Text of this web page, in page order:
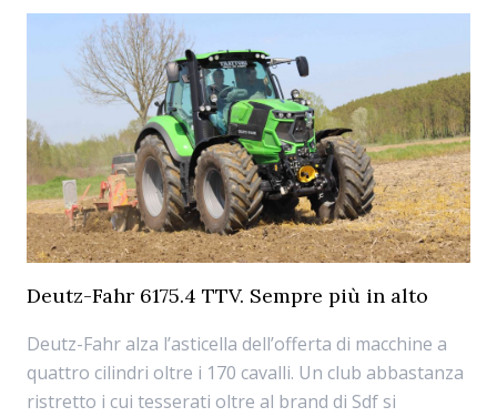
Deutz-Fahr 6175.4 TTV. Sempre più in alto
Deutz-Fahr alza l’asticella dell’offerta di macchine a
quattro cilindri oltre i 170 cavalli. Un club abbastanza
ristretto i cui tesserati oltre al brand di Sdf si